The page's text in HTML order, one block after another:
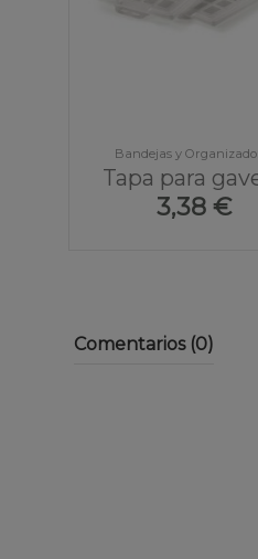
Bandejas y
Tapa para
3,38 €
Comentarios (0)